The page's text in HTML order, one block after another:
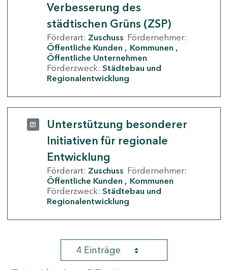
Verbesserung des
städtischen Grüns (ZSP)
Förderart: Zuschuss Fördernehmer:
Öffentliche Kunden
Kommunen
Öffentliche Unternehmen
Förderzweck: Städtebau und
Regionalentwicklung
Unterstützung besonderer
Initiativen für regionale
Entwicklung
Förderart: Zuschuss Fördernehmer:
Öffentliche Kunden
Kommunen
Förderzweck: Städtebau und
Regionalentwicklung
4 Einträge